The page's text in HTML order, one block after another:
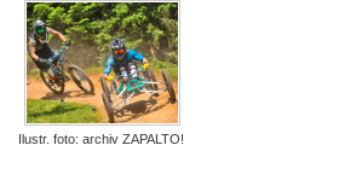
Ilustr. foto: archiv ZAPALTO!